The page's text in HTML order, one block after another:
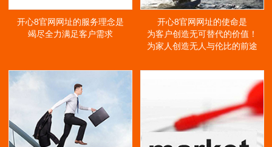
开心8官网网址的服务理念是
竭尽全力满足客户需求
开心8官网网址的使命是
为客户创造无可替代的价值！
为家人创造无人与伦比的前途